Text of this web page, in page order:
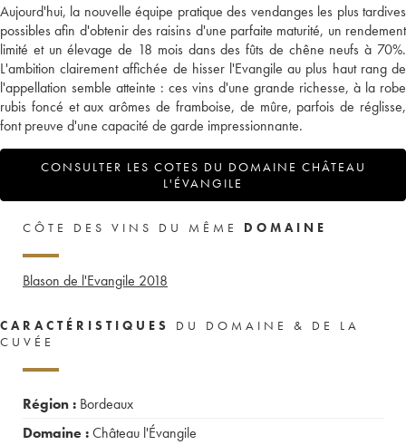
Aujourd'hui, la nouvelle équipe pratique des vendanges les plus tardives
possibles afin d'obtenir des raisins d'une parfaite maturité, un rendement
limité et un élevage de 18 mois dans des fûts de chêne neufs à 70%.
L'ambition clairement affichée de hisser l'Evangile au plus haut rang de
l'appellation semble atteinte : ces vins d'une grande richesse, à la robe
rubis foncé et aux arômes de framboise, de mûre, parfois de réglisse,
font preuve d'une capacité de garde impressionnante.
CONSULTER LES COTES DU DOMAINE CHÂTEAU
L'ÉVANGILE
CÔTE DES VINS DU MÊME DOMAINE
Blason de l'Evangile 2018
CARACTÉRISTIQUES
DU DOMAINE & DE LA
CUVÉE
Région : Bordeaux
Domaine :Château l'Évangile